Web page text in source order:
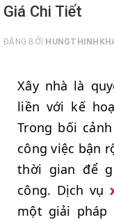
Giá Chi Tiết
ĐĂNG BỞI
Xây nhà là
liền với kế
Trong bối
công việc bận
thời gian để
công. Dịch vụ
một giải